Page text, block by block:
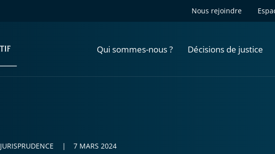
Nous rejoindre
Qui sommes-nous ? Décisions de justice
JURISPRUDENCE 7 MARS 2024